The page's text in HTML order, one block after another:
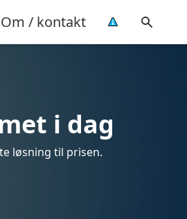
Om / kontakt
i dag
løsning til prisen.